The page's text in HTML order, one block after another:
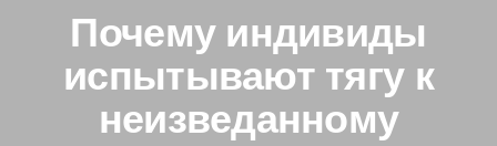
Почему индивиды
испытывают тягу к
неизведанному